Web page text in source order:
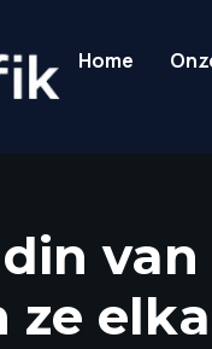
Home
van
ze